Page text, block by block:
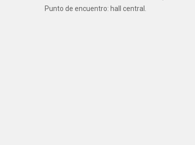
Punto de encuentro: hall central.